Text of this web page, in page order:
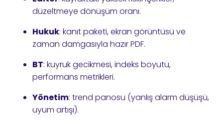
düzeltmeye dönüşüm oranı.
Hukuk: kanıt paketi, ekran görüntüsü ve
zaman damgasıyla hazır PDF.
BT: kuyruk gecikmesi, indeks boyutu,
performans metrikleri.
Yönetim: trend panosu (yanlış alarm düşüşü,
uyum artışı).